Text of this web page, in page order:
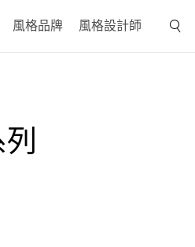
風格品牌 風格設計師